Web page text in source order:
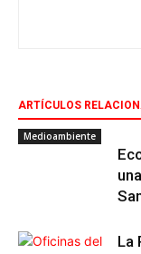
ARTÍCULOS
Medioambiente
La